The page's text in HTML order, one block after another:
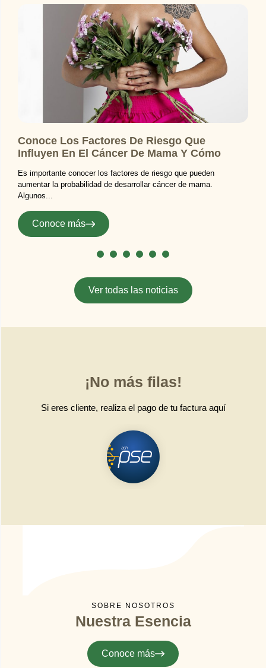
Conoce Los Factores De Riesgo Que
Influyen En El Cáncer De Mama Y Cómo
Es importante conocer los factores de riesgo que pueden
aumentar la probabilidad de desarrollar cáncer de mama.
Algunos...
Conoce más
Ver todas las noticias
¡No más filas!
Si eres cliente, realiza el pago de tu factura aquí
SOBRE NOSOTROS
Nuestra Esencia
Conoce más